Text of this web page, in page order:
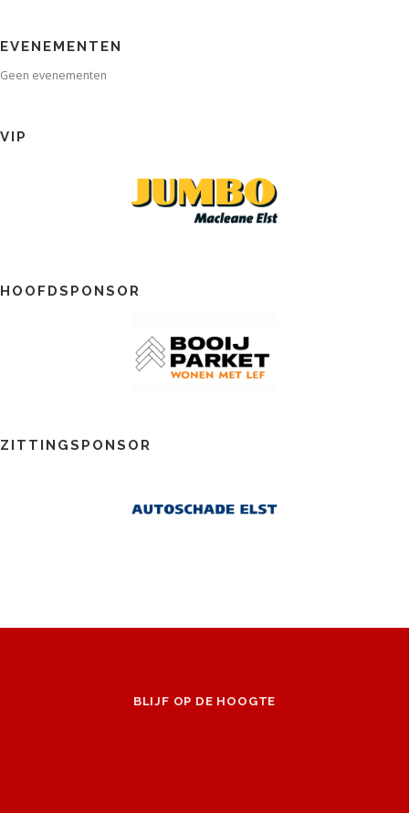
EVENEMENTEN
Geen evenementen
VIP
HOOFDSPONSOR
ZITTINGSPONSOR
BLIJF OP DE HOOGTE